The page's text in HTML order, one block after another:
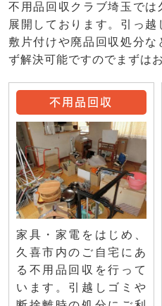
不用品回収クラブ埼玉で
展開しております。引っ
敷片付けや廃品回収処分
ず解決可能ですのでまずは
不用品回収
家具・家電をはじめ、
久喜市内のご自宅にあ
る不用品回収を行って
います。引越しゴミや